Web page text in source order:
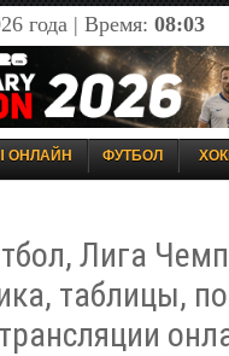
года | Время: 08:03
ОНЛАЙН ФУТБОЛ
Лига
таблицы,
трансляции